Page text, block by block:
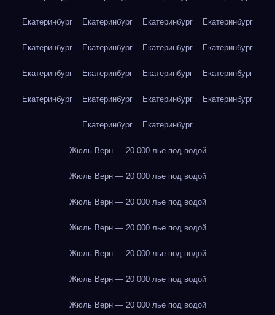
Екатеринбург Екатеринбург Екатеринбург Екатеринбург
Екатеринбург Екатеринбург Екатеринбург Екатеринбург
Екатеринбург Екатеринбург Екатеринбург Екатеринбург
Екатеринбург Екатеринбург Екатеринбург Екатеринбург
Екатеринбург Екатеринбург
Жюль Верн — 20 000 лье под водой
Жюль Верн — 20 000 лье под водой
Жюль Верн — 20 000 лье под водой
Жюль Верн — 20 000 лье под водой
Жюль Верн — 20 000 лье под водой
Жюль Верн — 20 000 лье под водой
Жюль Верн — 20 000 лье под водой